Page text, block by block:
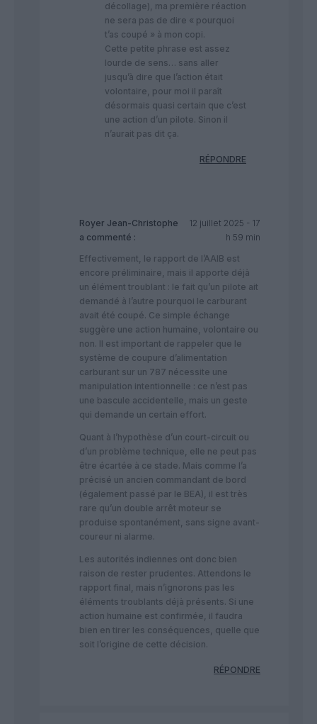
décollage), ma première réaction
ne sera pas de dire « pourquoi
t’as coupé » à mon copi.
Cette petite phrase est assez
lourde de sens… sans aller
jusqu’à dire que l’action était
volontaire, pour moi il paraît
désormais quasi certain que c’est
une action d’un pilote. Sinon il
n’aurait pas dit ça.
RÉPONDRE
Royer Jean-Christophe
a commenté :
12 juillet 2025 - 17
h 59 min
Effectivement, le rapport de l’AAIB est
encore préliminaire, mais il apporte déjà
un élément troublant : le fait qu’un pilote ait
demandé à l’autre pourquoi le carburant
avait été coupé. Ce simple échange
suggère une action humaine, volontaire ou
non. Il est important de rappeler que le
système de coupure d’alimentation
carburant sur un 787 nécessite une
manipulation intentionnelle : ce n’est pas
une bascule accidentelle, mais un geste
qui demande un certain effort.
Quant à l’hypothèse d’un court-circuit ou
d’un problème technique, elle ne peut pas
être écartée à ce stade. Mais comme l’a
précisé un ancien commandant de bord
(également passé par le BEA), il est très
rare qu’un double arrêt moteur se
produise spontanément, sans signe avant-
coureur ni alarme.
Les autorités indiennes ont donc bien
raison de rester prudentes. Attendons le
rapport final, mais n’ignorons pas les
éléments troublants déjà présents. Si une
action humaine est confirmée, il faudra
bien en tirer les conséquences, quelle que
soit l’origine de cette décision.
RÉPONDRE